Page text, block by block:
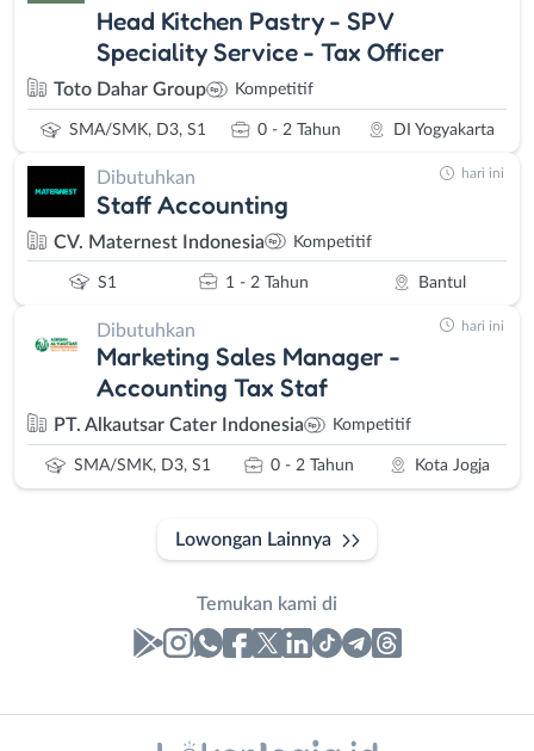
Head Kitchen Pastry - SPV
Speciality Service - Tax Officer
Toto Dahar Group Kompetitif
SMA/SMK, D3, S1 0 - 2 Tahun DI Yogyakarta
Dibutuhkan
Staff Accounting
CV. Maternest Indonesia Kompetitif
S1 1 - 2 Tahun Bantul
hari ini
Dibutuhkan
Marketing Sales Manager -
Accounting Tax Staf
PT. Alkautsar Cater Indonesia Kompetitif
SMA/SMK, D3, S1 0 - 2 Tahun Kota Jogja
hari ini
Lowongan Lainnya
Temukan kami di